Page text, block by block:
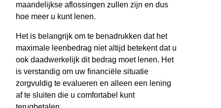
maandelijkse aflossingen zullen zijn en dus
hoe meer u kunt lenen.
Het is belangrijk om te benadrukken dat het
maximale leenbedrag niet altijd betekent dat u
ook daadwerkelijk dit bedrag moet lenen. Het
is verstandig om uw financiële situatie
zorgvuldig te evalueren en alleen een lening
af te sluiten die u comfortabel kunt